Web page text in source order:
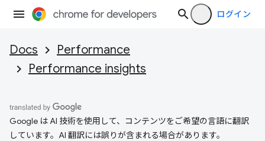
ログイン
Docs
Performance
Performance insights
Google は AI 技術を使用して、コンテンツをご希望の言語に翻訳
しています。AI 翻訳には誤りが含まれる場合があります。